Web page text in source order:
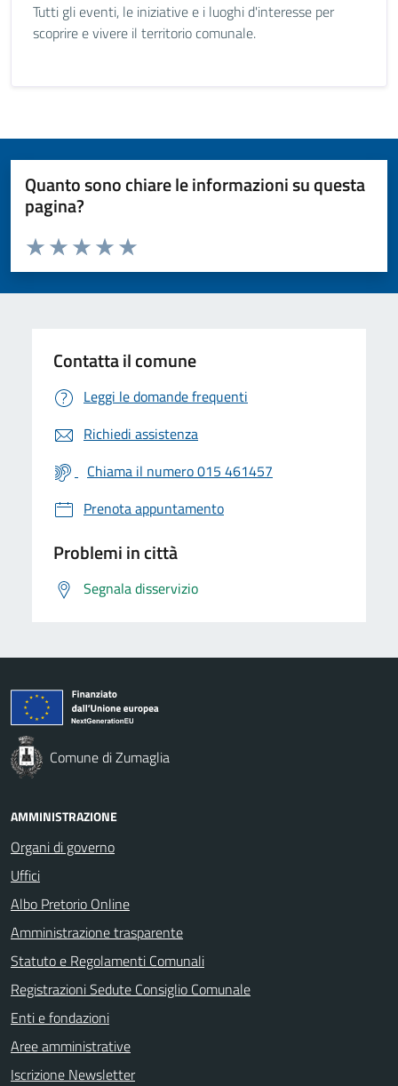
Tutti gli eventi, le iniziative e i luoghi d'interesse per
scoprire e vivere il territorio comunale.
Quanto sono chiare le informazioni su questa
pagina?
Valuta da 1 a 5 stelle la pagina
Valuta 5 stelle su 5
Valuta 4 stelle su 5
Valuta 3 stelle su 5
Valuta 2 stelle su 5
Valuta 1 stelle su 5
Contatta il comune
Leggi le domande frequenti
Richiedi assistenza
Chiama il numero 015 461457
Prenota appuntamento
Problemi in città
Segnala disservizio
Comune di Zumaglia
AMMINISTRAZIONE
Organi di governo
Uffici
Albo Pretorio Online
Amministrazione trasparente
Statuto e Regolamenti Comunali
Registrazioni Sedute Consiglio Comunale
Enti e fondazioni
Aree amministrative
Iscrizione Newsletter